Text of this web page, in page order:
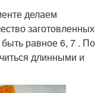
делаем
заготовленных
быть равное 6, 7 . По
длинными и